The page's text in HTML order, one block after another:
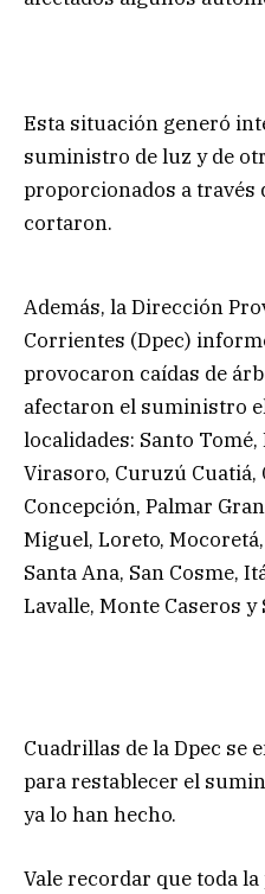
Esta situación generó
suministro de luz y de
proporcionados a través
cortaron.
Además, la Dirección
Corrientes (Dpec)
provocaron caídas de
afectaron el suministro
localidades: Santo
Virasoro, Curuzú Cuatiá,
Concepción, Palmar
Miguel, Loreto,
Santa Ana, San Cosme,
Lavalle, Monte Caseros y
Cuadrillas de la Dpec se
para restablecer el
ya lo han hecho.
Vale recordar que toda